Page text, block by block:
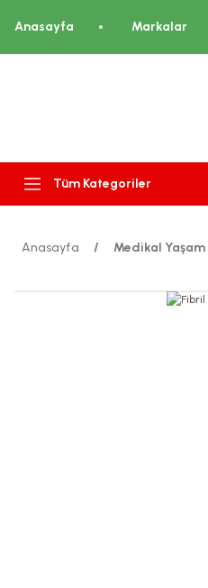
Anasayfa Markalar
Tüm Kategoriler
Anasayfa Medikal Yaşam